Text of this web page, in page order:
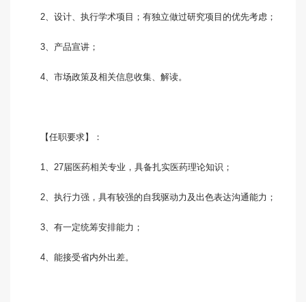
2、设计、执行学术项目；有独立做过研究项目的优先考虑；
3、产品宣讲；
4、市场政策及相关信息收集、解读。
【任职要求】：
1、27届医药相关专业，具备扎实医药理论知识；
2、执行力强，具有较强的自我驱动力及出色表达沟通能力；
3、有一定统筹安排能力；
4、能接受省内外出差。